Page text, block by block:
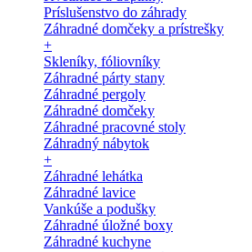
Príslušenstvo do záhrady
Záhradné domčeky a prístrešky
+
Skleníky, fóliovníky
Záhradné párty stany
Záhradné pergoly
Záhradné domčeky
Záhradné pracovné stoly
Záhradný nábytok
+
Záhradné lehátka
Záhradné lavice
Vankúše a podušky
Záhradné úložné boxy
Záhradné kuchyne